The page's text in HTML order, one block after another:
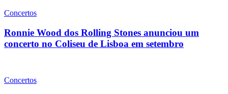
Concertos
Ronnie Wood dos Rolling Stones anunciou um
concerto no Coliseu de Lisboa em setembro
Concertos